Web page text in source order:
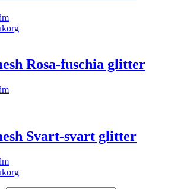
Rosa-fuschia glitter
Svart-svart glitter